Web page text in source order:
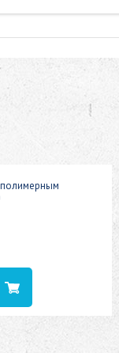
полимерным